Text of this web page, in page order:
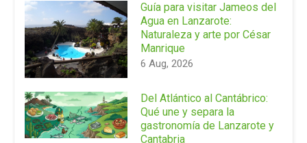
Guía para visitar Jameos del
Agua en Lanzarote:
Naturaleza y arte por César
Manrique
6 Aug, 2026
Del Atlántico al Cantábrico:
Qué une y separa la
gastronomía de Lanzarote y
Cantabria